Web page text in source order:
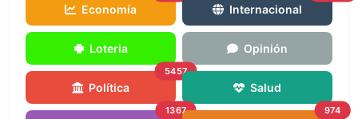
Economía Internacional
Loteria Opinión
Política
5457
Salud
1367 974